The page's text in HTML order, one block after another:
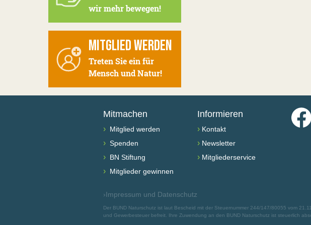
wir mehr bewegen!
MITGLIED WERDEN
Treten Sie ein für
Mensch und Natur!
Mitmachen
› Mitglied werden
› Spenden
› BN Stiftung
› Mitglieder gewinnen
Informieren
› Kontakt
› Newsletter
› Mitgliederservice
›Impressum und Datenschutz
Der BUND Naturschutz ist laut Bescheid mit der Steuernummer 244/147/80055 vom
und Gewerbesteuer befreit. Ihre Zuwendung an den BUND Naturschutz ist steuerlich